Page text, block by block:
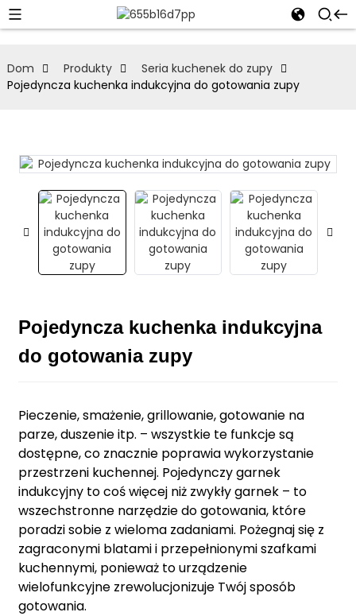
Dom Produkty
Seria kuchenek do zupy
Pojedyncza kuchenka indukcyjna do gotowania zupy
Pojedyncza kuchenka indukcyjna
do gotowania zupy
Pieczenie, smażenie, grillowanie, gotowanie na
parze, duszenie itp. – wszystkie te funkcje są
dostępne, co znacznie poprawia wykorzystanie
przestrzeni kuchennej. Pojedynczy garnek
indukcyjny to coś więcej niż zwykły garnek – to
wszechstronne narzędzie do gotowania, które
poradzi sobie z wieloma zadaniami. Pożegnaj się z
zagraconymi blatami i przepełnionymi szafkami
kuchennymi, ponieważ to urządzenie
wielofunkcyjne zrewolucjonizuje Twój sposób
gotowania.